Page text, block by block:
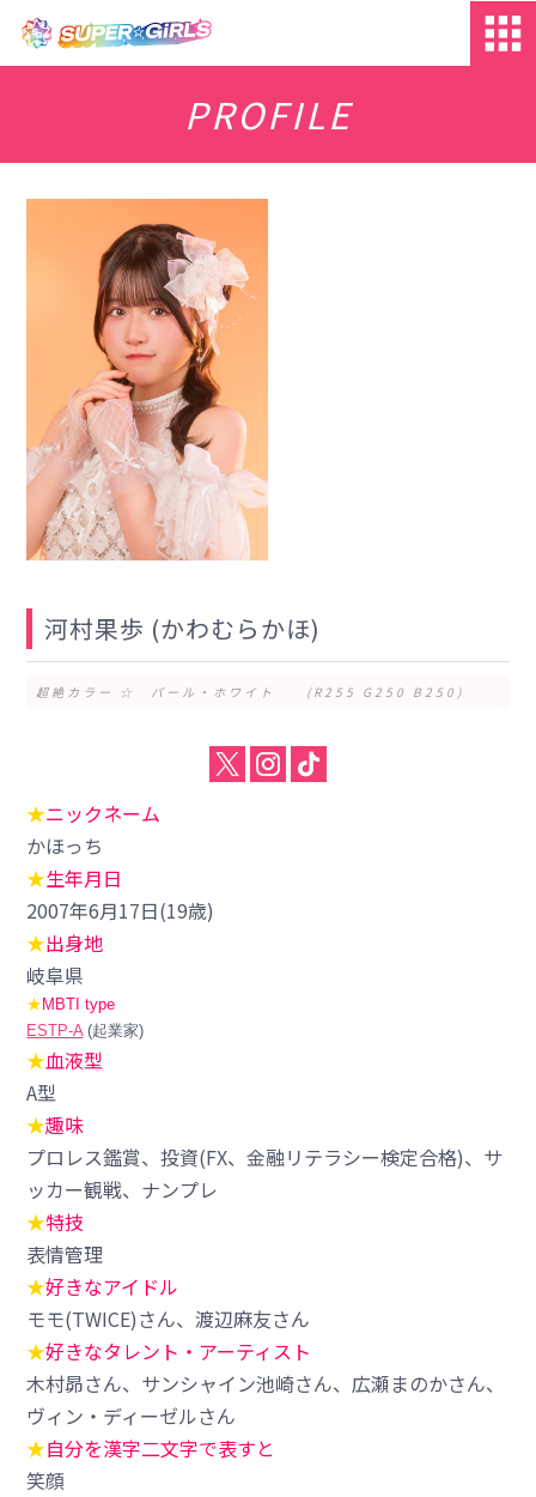
PROFILE
河村果歩 (かわむらかほ)
超絶カラー ☆ パール・ホワイト (R255 G250 B250)
★ニックネーム
かほっち
★生年月日
2007年6月17日(19歳)
★出身地
岐阜県
★ MBTI type
ESTP-A(起業家)
★血液型
A型
★趣味
プロレス鑑賞、投資(FX、金融リテラシー検定合格)、サ
ッカー観戦、ナンプレ
★特技
表情管理
★好きなアイドル
モモ(TWICE)さん、渡辺麻友さん
★好きなタレント・アーティスト
木村昴さん、サンシャイン池崎さん、広瀬まのかさん、
ヴィン・ディーゼルさん
★自分を漢字二文字で表すと
笑顔